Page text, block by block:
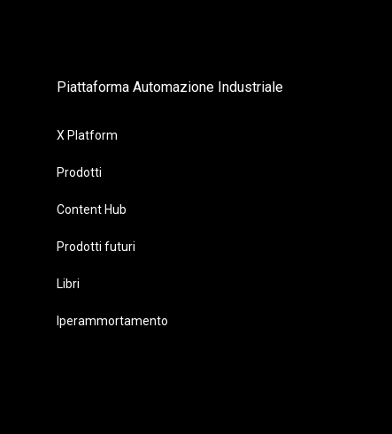
Piattaforma Automazione Industriale
X Platform
Prodotti
Content Hub
Prodotti futuri
Libri
Iperammortamento